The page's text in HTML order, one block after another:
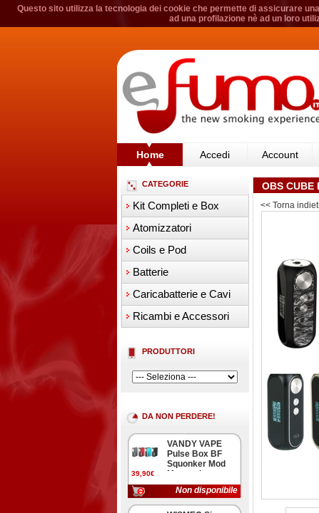
Questo sito utilizza la tecnologia dei cookie che permette di assicurare
ad una profilazione nè ad un loro
Home Accedi Account
CATEGORIE
Kit Completi e Box
Atomizzatori
Coils e Pod
Batterie
Caricabatterie e Cavi
Ricambi e Accessori
PRODUTTORI
DA NON PERDERE!
39,90€
VANDY VAPE
Pulse Box BF
Squonker Mod
Meccanica
Non disponibile
OBS CUBE
<< Torna